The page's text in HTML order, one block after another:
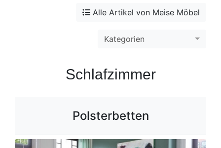
Alle Artikel von Meise Möbel
Kategorien
Schlafzimmer
Polsterbetten